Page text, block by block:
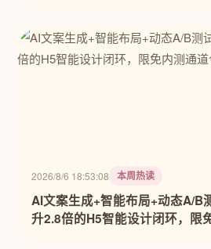
2026/8/6 18:53:08 本周热读
AI文案生成+智能布局+动态A/B
升2.8倍的H5智能设计闭环，限